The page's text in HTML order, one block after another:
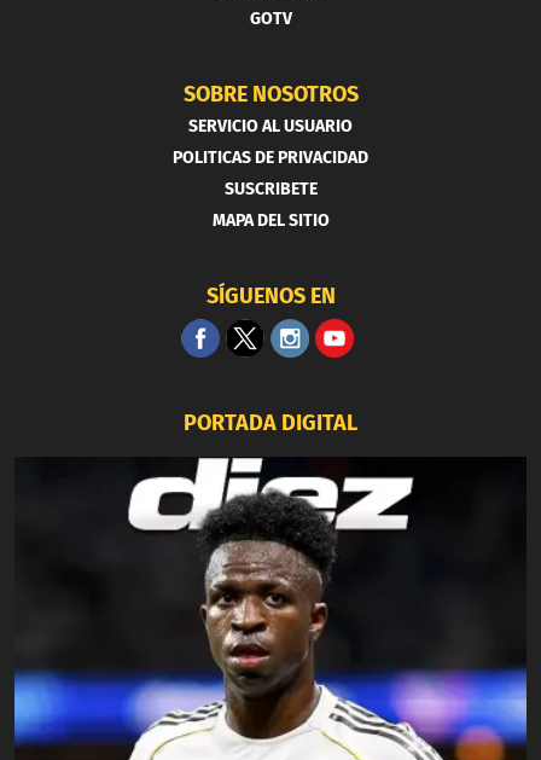
GOTV
SOBRE NOSOTROS
SERVICIO AL USUARIO
POLITICAS DE PRIVACIDAD
SUSCRIBETE
MAPA DEL SITIO
SÍGUENOS EN
PORTADA DIGITAL